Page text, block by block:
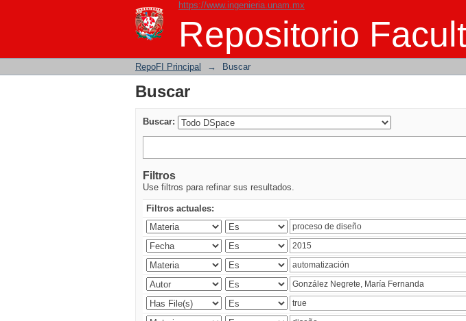
https://www.ingenieria.unam.mx
Repositorio
Buscar
RepoFI Principal → Buscar
Buscar
Buscar:
Filtros
Use filtros para refinar sus resultados.
Filtros actuales: